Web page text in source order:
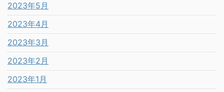
2023年5月
2023年4月
2023年3月
2023年2月
2023年1月